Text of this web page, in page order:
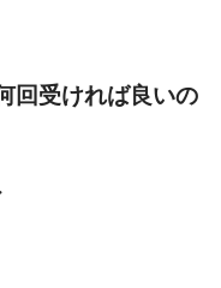
回受ければ良いの